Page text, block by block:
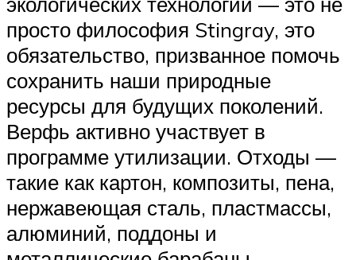
просто философия Stingray, это
обязательство, призванное помочь
сохранить наши природные
ресурсы для будущих поколений.
Верфь активно участвует в
программе утилизации. Отходы —
такие как картон, композиты, пена,
нержавеющая сталь, пластмассы,
алюминий, поддоны и